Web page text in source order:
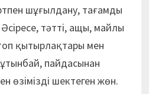
шұғылдану, тағамды
тәтті, ащы, майлы
қытырлақтары мен
пайдасынан
өзімізді шектеген жөн.